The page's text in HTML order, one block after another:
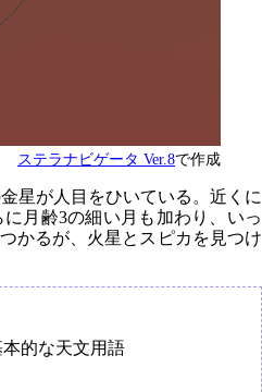
ステラナビゲータ Ver.8で作成
星が人目をひいている。近くに
月齢3の細い月も加わり、いっ
かるが、火星とスピカを見つけ
的な天文用語